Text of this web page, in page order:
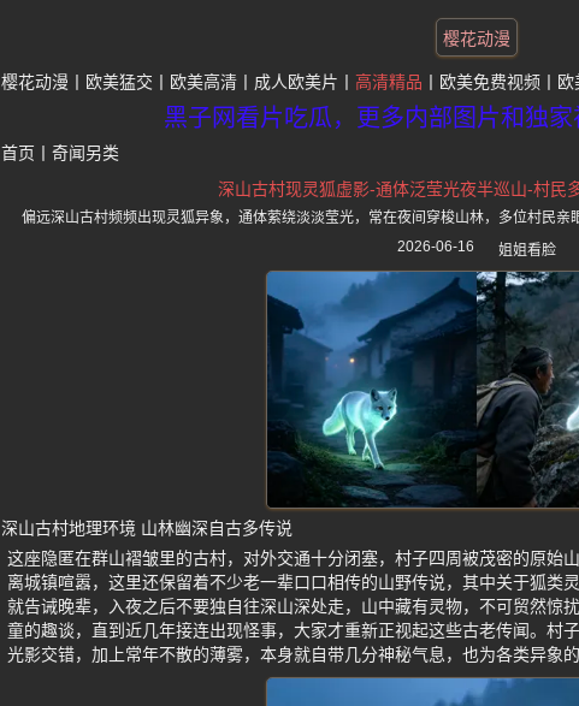
樱花动漫
樱花动漫 欧美猛交 欧美高清 成人欧美片 高清精品 欧美免费视频 欧
黑子网看片吃瓜，更多内部图片和独
首页 奇闻另类
深山古村现灵狐虚影-通体泛莹光夜半巡山-村民
偏远深山古村频频出现灵狐异象，通体萦绕淡淡莹光，常在夜间穿梭山林，多位村民亲
2026-06-16
姐姐看脸
深山古村地理环境 山林幽深自古多传说
这座隐匿在群山褶皱里的古村，对外交通十分闭塞，村子四周被茂密的原始
离城镇喧嚣，这里还保留着不少老一辈口口相传的山野传说，其中关于狐类
就告诫晚辈，入夜之后不要独自往深山深处走，山中藏有灵物，不可贸然惊
童的趣谈，直到近几年接连出现怪事，大家才重新正视起这些古老传闻。村
光影交错，加上常年不散的薄雾，本身就自带几分神秘气息，也为各类异象